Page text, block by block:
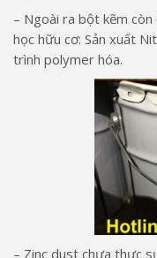
– Ngoài ra bột kẽm
học hữu cơ: Sản xuất
trình polymer hóa.
– Zinc dust chưa thực